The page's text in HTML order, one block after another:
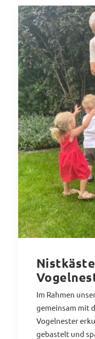
Im Rahmen
gemeinsam mit
Vogelnester
gebastelt und